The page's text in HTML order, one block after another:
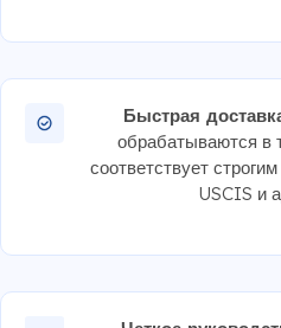
Быстрая
обрабатываются в
соответствует
USCIS и